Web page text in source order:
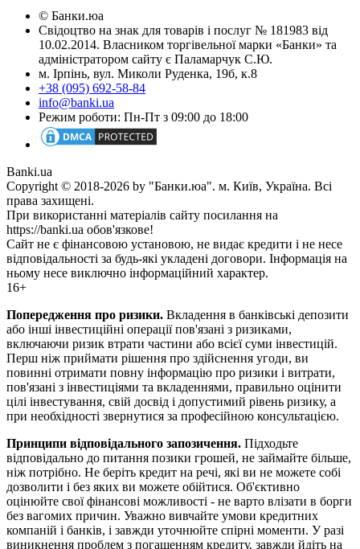
© Банки.юа
Свідоцтво на знак для товарів і послуг № 181983 від
10.02.2014. Власником торгівельної марки «Банки» та
адміністратором сайту є Паламарчук С.Ю.
м. Ірпінь, вул. Миколи Руденка, 19б, к.8
+38 (095) 692-58-84
info@banki.ua
Режим роботи: Пн-Пт з 09:00 до 18:00
Banki.ua
Copyright © 2018-2026 by "Банки.юа". м. Київ, Україна. Всі
права захищені.
При використанні матеріалів сайту посилання на
https://banki.ua обов'язкове!
Сайт не є фінансовою установою, не видає кредити і не несе
відповідальності за будь-які укладені договори. Інформація на
ньому несе виключно інформаційний характер.
16+
Попередження про ризики. Вкладення в банківські депозити
або інші інвестиційні операції пов'язані з ризиками,
включаючи ризик втрати частини або всієї суми інвестицій.
Перш ніж приймати рішення про здійснення угоди, ви
повинні отримати повну інформацію про ризики і витрати,
пов'язані з інвестиціями та вкладеннями, правильно оцінити
цілі інвестування, свій досвід і допустимий рівень ризику, а
при необхідності звернутися за професійною консультацією.
Принципи відповідального запозичення. Підходьте
відповідально до питання позики грошей, не займайте більше,
ніж потрібно. Не беріть кредит на речі, які ви не можете собі
дозволити і без яких ви можете обійтися. Об'єктивно
оцінюйте свої фінансові можливості - не варто влізати в борги
без вагомих причин. Уважно вивчайте умови кредитних
компаній і банків, і завжди уточнюйте спірні моменти. У разі
виникнення проблем з погашенням кредиту, завжди йдіть на